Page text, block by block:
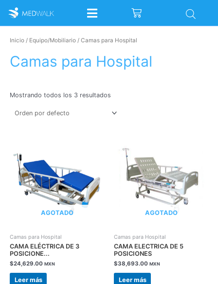
Cart
Inicio / Equipo/Mobiliario / Camas para Hospital
Camas para Hospital
Mostrando todos los 3 resultados
AGOTADO
Camas para Hospital
CAMA ELÉCTRICA DE 3
POSICIONE...
$24,629.00 MXN
Leer más
AGOTADO
Camas para Hospital
CAMA ELECTRICA DE 5
POSICIONES
$38,693.00 MXN
Leer más